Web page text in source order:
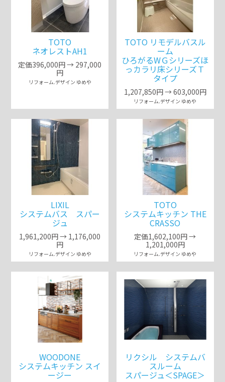
TOTO
ネオレストAH1
定価396,000円 → 297,000
円
リフォーム.デザイン ゆめや
TOTO リモデルバスル
ーム
ひろがるWＧシリーズほ
っカラリ床シリーズＴ
タイプ
1,207,850円 → 603,000円
リフォーム.デザイン ゆめや
LIXIL
システムバス スパー
ジュ
1,961,200円 → 1,176,000
円
リフォーム.デザイン ゆめや
TOTO
システムキッチン THE
CRASSO
定価1,602,100円 →
1,201,000円
リフォーム.デザイン ゆめや
WOODONE
システムキッチン スイ
ージー
リクシル システムバ
スルーム
スパージュ＜SPAGE＞